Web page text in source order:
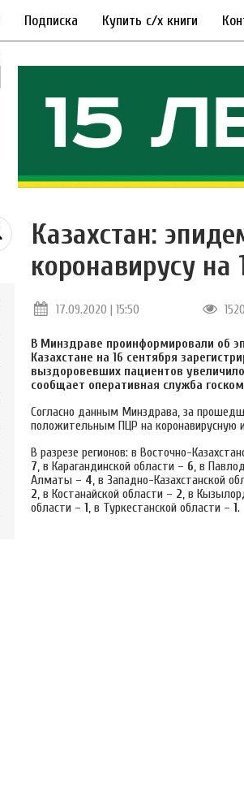
Подписка Купить с/х книги
Казахстан:
коронавирусу на
17.09.2020 | 15:50 1520
В Минздраве проинформировали об
Казахстане на 16 сентября
выздоровевших пациентов
сообщает оперативная служба
Согласно данным Минздрава, за
положительным ПЦР на коронавирусную
В разрезе регионов: в Восточно-
7, в Карагандинской области – 6, в
Алматы – 4, в Западно-Казахстанской
2, в Костанайской области – 2, в
области – 1, в Туркестанской области – 1.